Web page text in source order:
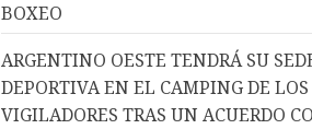
BOXEO
ARGENTINO OESTE TENDRÁ SU
DEPORTIVA EN EL CAMPING DE LOS
VIGILADORES TRAS UN ACUERDO